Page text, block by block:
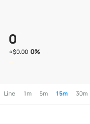
0
≈$0.00 0%
Line 1m 5m 15m 30m